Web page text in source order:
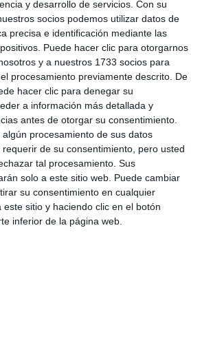
y desarrollo de servicios. Con su
socios podemos utilizar datos de
precisa e identificación mediante las
Puede hacer clic para otorgarnos
y a nuestros 1733 socios para
procesamiento previamente descrito. De
hacer clic para denegar su
a información más detallada y
antes de otorgar su consentimiento.
procesamiento de sus datos
de su consentimiento, pero usted
tal procesamiento. Sus
solo a este sitio web. Puede cambiar
su consentimiento en cualquier
este sitio y haciendo clic en el botón
inferior de la página web.